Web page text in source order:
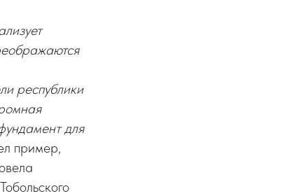
республики
для
пример,